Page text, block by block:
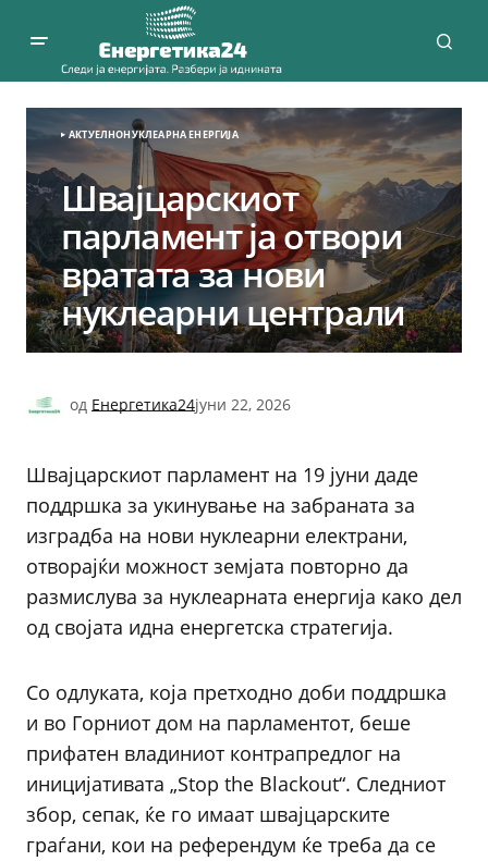
АКТУЕЛНОНУКЛЕАРНА ЕНЕРГИЈА
Швајцарскиот
парламент ја отвори
вратата за нови
нуклеарни централи
од Енергетика24јуни 22, 2026
Швајцарскиот парламент на 19 јуни даде
поддршка за укинување на забраната за
изградба на нови нуклеарни електрани,
отворајќи можност земјата повторно да
размислува за нуклеарната енергија како дел
од својата идна енергетска стратегија.
Со одлуката, која претходно доби поддршка
и во Горниот дом на парламентот, беше
прифатен владиниот контрапредлог на
иницијативата „Stop the Blackout“. Следниот
збор, сепак, ќе го имаат швајцарските
граѓани, кои на референдум ќе треба да се